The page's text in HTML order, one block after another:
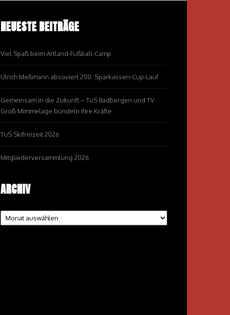
NEUESTE BEITRÄGE
Viel Spaß beim Artland-Fußball-Camp
Ulrich Meßmann absoviert 200. Sparkassen-Cup-Lauf
Gemeinsam in die Zukunft – TuS Badbergen und TV
Groß Mimmelage bündeln ihre Kräfte
TuS Skifreizeit 2026
Mitgliederversammlung 2026
ARCHIV
Archiv